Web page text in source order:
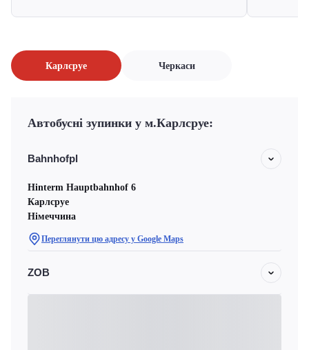
Карлсруе Черкаси
Автобусні зупинки у м.Карлсруе:
Bahnhofpl
Hinterm Hauptbahnhof 6
Карлсруе
Німеччина
Переглянути цю адресу у Google Maps
ZOB